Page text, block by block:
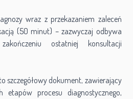
wraz z przekazaniem zaleceń
(50 minut) – zazwyczaj odbywa
ostatniej konsultacji
szczegółowy dokument, zawierający
etapów procesu diagnostycznego,